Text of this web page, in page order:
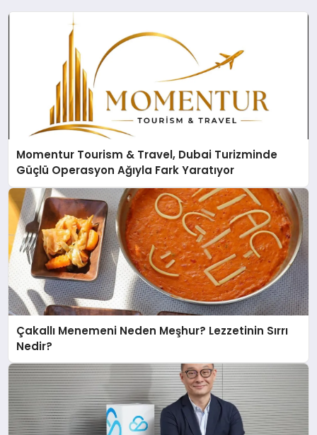
Momentur Tourism & Travel, Dubai Turizminde
Güçlü Operasyon Ağıyla Fark Yaratıyor
Çakallı Menemeni Neden Meşhur? Lezzetinin Sırrı
Nedir?